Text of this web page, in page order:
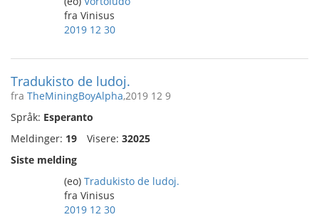
fra Vinisus
2019 12 30
Tradukisto de ludoj.
fra TheMiningBoyAlpha,2019 12 9
Språk: Esperanto
Meldinger: 19 Visere: 32025
Siste melding
(eo) Tradukisto de ludoj.
fra Vinisus
2019 12 30